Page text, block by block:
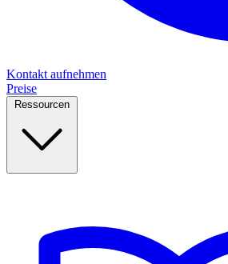
Kontakt aufnehmen
Preise
Ressourcen